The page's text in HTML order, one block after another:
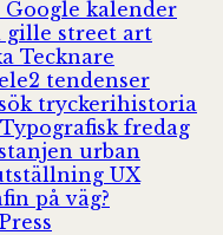
Google kalender
gille street art
Tecknare
tendenser
tryckerihistoria
Typografisk fredag
urban
UX
på väg?